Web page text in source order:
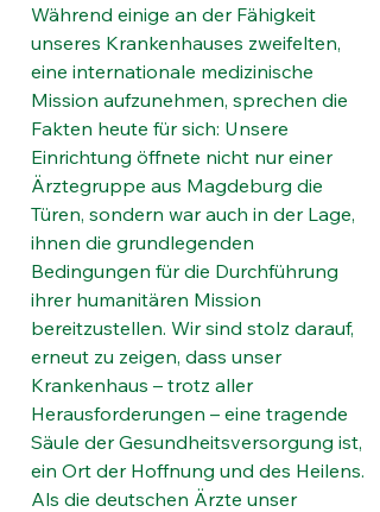
Während einige an der Fähigkeit
unseres Krankenhauses zweifelten,
eine internationale medizinische
Mission aufzunehmen, sprechen die
Fakten heute für sich: Unsere
Einrichtung öffnete nicht nur einer
Ärztegruppe aus Magdeburg die
Türen, sondern war auch in der Lage,
ihnen die grundlegenden
Bedingungen für die Durchführung
ihrer humanitären Mission
bereitzustellen. Wir sind stolz darauf,
erneut zu zeigen, dass unser
Krankenhaus – trotz aller
Herausforderungen – eine tragende
Säule der Gesundheitsversorgung ist,
ein Ort der Hoffnung und des Heilens.
Als die deutschen Ärzte unser